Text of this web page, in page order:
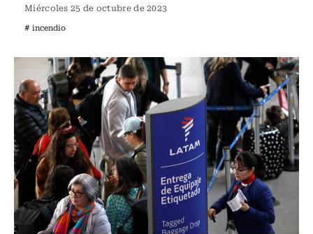
Miércoles 25 de octubre de 2023
# incendio